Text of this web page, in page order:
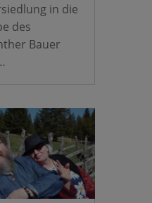
in die
des
Bauer